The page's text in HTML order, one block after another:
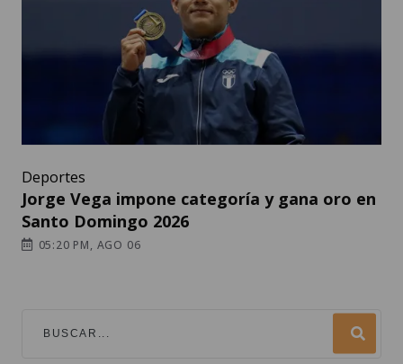
Deportes
Jorge Vega impone categoría y gana oro en
Santo Domingo 2026
05:20 PM, AGO 06